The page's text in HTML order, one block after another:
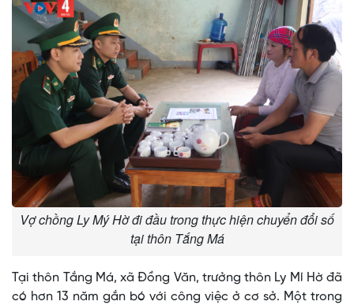
Vợ chồng Ly Mý Hờ đi đầu trong thực hiện chuyển đổi số
tại thôn Tắng Má
Tại thôn Tắng Má, xã Đồng Văn, trưởng thôn Ly Mí Hờ đã
có hơn 13 năm gắn bó với công việc ở cơ sở. Một trong